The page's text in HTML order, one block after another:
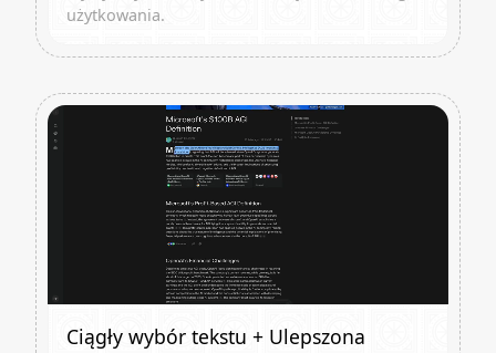
użytkowania.
Ciągły wybór tekstu + Ulepszona